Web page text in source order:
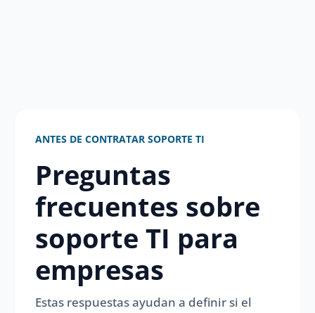
ANTES DE CONTRATAR SOPORTE TI
Preguntas
frecuentes sobre
soporte TI para
empresas
Estas respuestas ayudan a definir si el